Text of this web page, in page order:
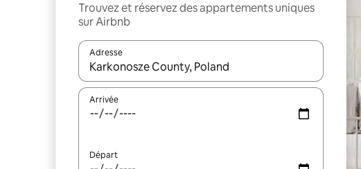
Trouvez et réservez des appartements uniques
sur Airbnb
Adresse
Lorsque les résultats s'affichent, utilisez les flèches vers le
Arrivée
Départ